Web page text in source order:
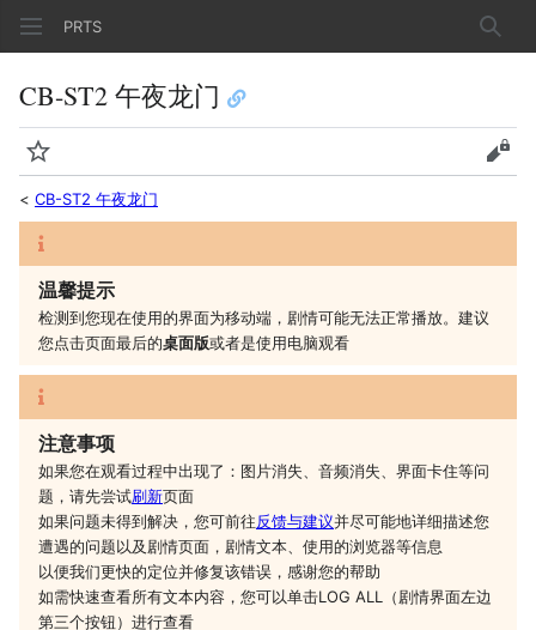
PRTS 搜索
CB-ST2 午夜龙门
监视
查看
< CB-ST2 午夜龙门
温馨提示
检测到您现在使用的界面为移动端，剧情可能无法正常播放。建议
您点击页面最后的桌面版或者是使用电脑观看
注意事项
如果您在观看过程中出现了：图片消失、音频消失、界面卡住等问
题，请先尝试刷新页面
如果问题未得到解决，您可前往反馈与建议并尽可能地详细描述您
遭遇的问题以及剧情页面，剧情文本、使用的浏览器等信息
以便我们更快的定位并修复该错误，感谢您的帮助
如需快速查看所有文本内容，您可以单击LOG ALL（剧情界面左边
第三个按钮）进行查看